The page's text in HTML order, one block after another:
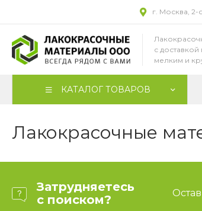
г. Москва,
с
мелким и
КАТАЛОГ ТОВАРОВ
Лакокрасочные
Затрудняетесь
с поиском?